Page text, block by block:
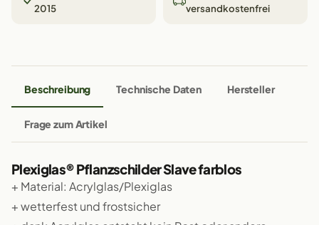
2015
versandkostenfrei
Beschreibung Technische Daten Hersteller
Frage zum Artikel
Plexiglas® Pflanzschilder Slave farblos
+ Material: Acrylglas/Plexiglas
+ wetterfest und frostsicher